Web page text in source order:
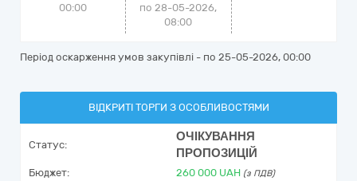
00:00
по 28-05-2026,
08:00
Період оскарження умов закупівлі - по 25-05-2026, 00:00
ВІДКРИТІ ТОРГИ З ОСОБЛИВОСТЯМИ
Статус:
ОЧІКУВАННЯ
ПРОПОЗИЦІЙ
Бюджет: 260 000 UAH (з ПДВ)